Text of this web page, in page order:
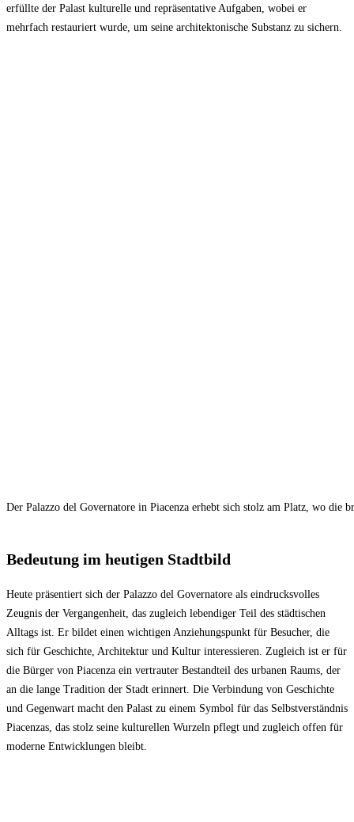
erfüllte der Palast kulturelle und repräsentative Aufgaben, wobei er
mehrfach restauriert wurde, um seine architektonische Substanz zu sichern.
Der Palazzo del Governatore in Piacenza erhebt sich stolz am Platz, wo die
Bedeutung im heutigen Stadtbild
Heute präsentiert sich der Palazzo del Governatore als eindrucksvolles
Zeugnis der Vergangenheit, das zugleich lebendiger Teil des städtischen
Alltags ist. Er bildet einen wichtigen Anziehungspunkt für Besucher, die
sich für Geschichte, Architektur und Kultur interessieren. Zugleich ist er für
die Bürger von Piacenza ein vertrauter Bestandteil des urbanen Raums, der
an die lange Tradition der Stadt erinnert. Die Verbindung von Geschichte
und Gegenwart macht den Palast zu einem Symbol für das Selbstverständnis
Piacenzas, das stolz seine kulturellen Wurzeln pflegt und zugleich offen für
moderne Entwicklungen bleibt.